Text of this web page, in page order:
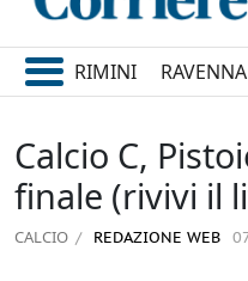
RIMINI RAVENNA
Calcio C,
finale (rivivi il
CALCIO REDAZIONE WEB